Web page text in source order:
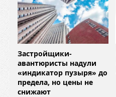
Застройщики-
авантюристы надули
«индикатор пузыря» до
предела, но цены не
снижают